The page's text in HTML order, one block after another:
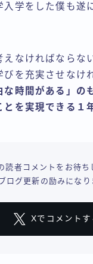
入学をした僕も遂
えなければならな
びを充実させなけ
な時間がある」の
とを実現できる１
読者コメントをお待ち
ログ更新の励みになり
Xでコメントす